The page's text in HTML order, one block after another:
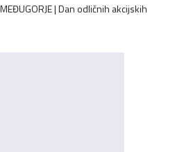
MEĐUGORJE | Dan odličnih akcijskih